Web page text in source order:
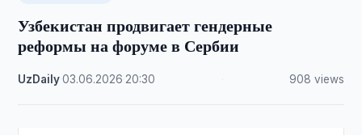
Узбекистан продвигает гендерные
реформы на форуме в Сербии
UzDaily·03.06.2026 20:30 908 views